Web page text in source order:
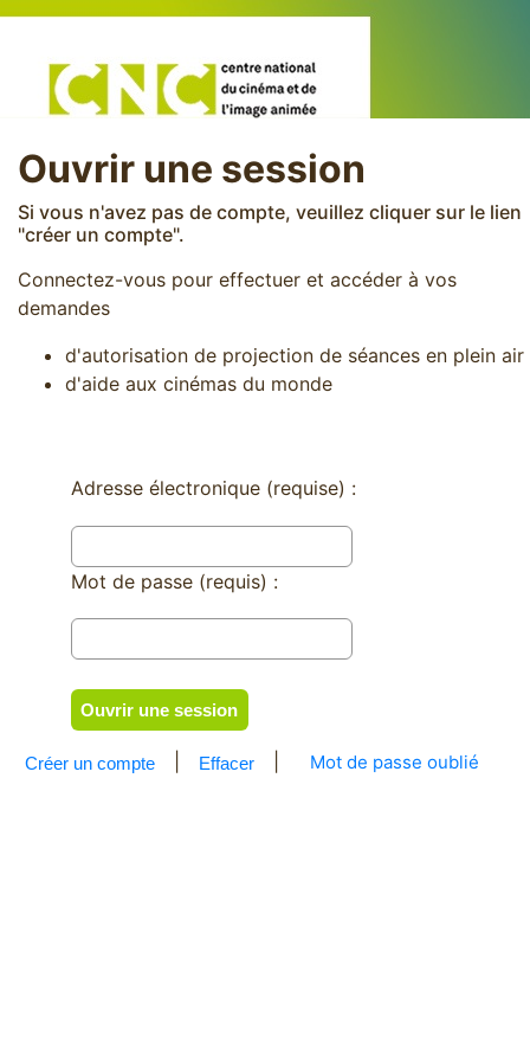
Ouvrir une session
Si vous n'avez pas de compte, veuillez cliquer sur le lien
"créer un compte".
Connectez-vous pour effectuer et accéder à vos
demandes
d'autorisation de projection de séances en plein air
d'aide aux cinémas du monde
Adresse électronique (requise) :
Mot de passe (requis) :
Mot de passe oublié